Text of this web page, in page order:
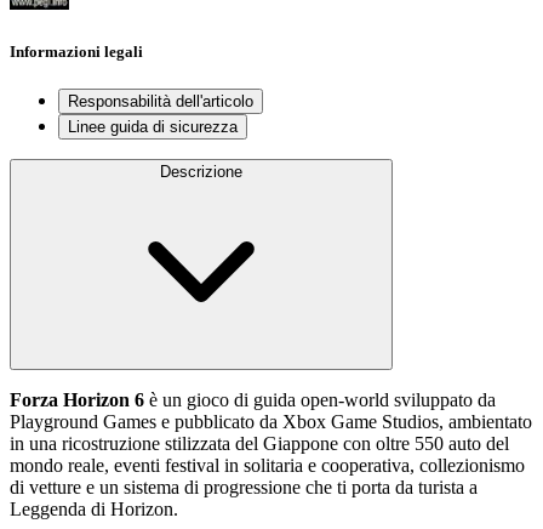
Informazioni legali
Responsabilità dell'articolo
Linee guida di sicurezza
Descrizione
Forza Horizon 6 è un gioco di guida open‑world sviluppato da
Playground Games e pubblicato da Xbox Game Studios, ambientato
in una ricostruzione stilizzata del Giappone con oltre 550 auto del
mondo reale, eventi festival in solitaria e cooperativa, collezionismo
di vetture e un sistema di progressione che ti porta da turista a
Leggenda di Horizon.